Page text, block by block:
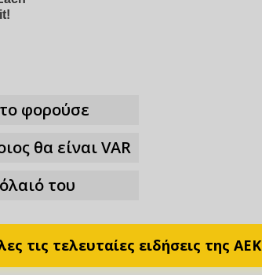
φορούσε
θα είναι VAR
του
τις τελευταίες ειδήσεις της ΑΕΚ